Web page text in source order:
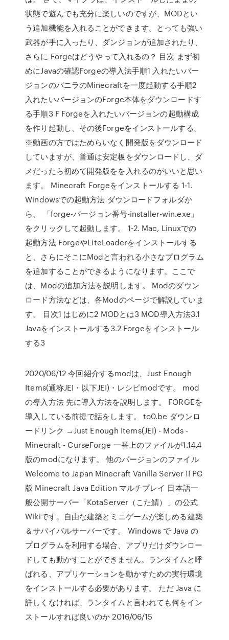
状態で遊んでも充分に楽しいのですが、MODとい
う追加機能を入れることができます。とっても強い
武器が手に入ったり、ダンジョンが追加されたり、
さらに Forgeはどうやって入れるの？ 目次 まず初
めにJavaの確認Forgeの導入法手順1 入れたいバー
ジョンのバニラのMinecraftを一度起動する手順2
入れたいバージョンのForge本体をダウンロードす
る手順3 F Forgeを入れたいバージョンの起動構成
を作り起動し、その後Forgeをインストールする。
※動画の方ではためらいなく開発版をダウンロード
していますが、普通は安定板をダウンロードし、ダ
メだったら初めて開発版をを入れるのがいいと思い
ます。 Minecraft Forgeをインストールする 1-1.
Windowsでの起動方法 ダウンロードフォルダか
ら、 「forge-バージョン番号-installer-win.exe」
をクリックして起動します。 1-2. Mac, Linuxでの
起動方法 ForgeやLiteLoaderをインストールする
と、さらにそこにModと言われる小さなプログラム
を追加することができるようになります。ここで
は、Modの追加方法を説明します。 Modのダウン
ロード方法などは、各Modのページで解説していま
す。 目次1 はじめに2 MODとは3 MOD導入方法3.1
Javaをインストールする3.2 Forgeをインストール
する3
2020/06/12 今回紹介するmodは、Just Enough
Items(通称JEI・以下JEI)・レシピmodです。 mod
の導入方法 先に導入方法を説明します。 FORGEを
導入している前提で話をします。 to0.be ダウンロ
ードリンク →Just Enough Items(JEI) - Mods -
Minecraft - CurseForge 一番上のファイルが1.14.4
版のmodになります。 他のバージョンのファイル
Welcome to Japan Minecraft Vanilla Server !! PC
版 Minecraft Java Edition マルチプレイ 日本語一
般公開サーバー「KotaServer（こた鯖）」の公式
Wikiです。自由な建築とミニゲームが楽しめる建築
＆サバイバルサーバーです。 Windows で Java の
プログラムを利用する場合、アプリだけダウンロー
ドしても動かすことができません。ランタイムと呼
ばれる、アプリケーションを動かすための実行環境
をインストールする必要があります。 ただ Java に
詳しくなければ、ランタイムと言われても何をイン
ストールすれば良いのか 2016/06/15